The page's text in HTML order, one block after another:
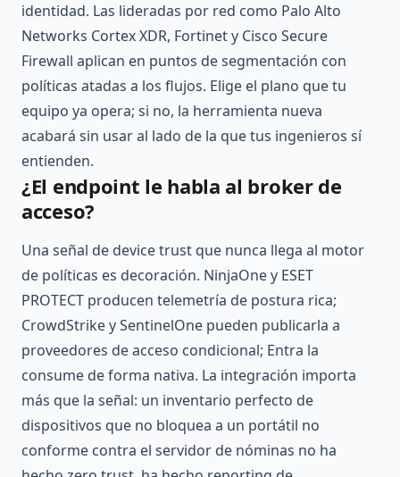
identidad. Las lideradas por red como Palo Alto
Networks Cortex XDR, Fortinet y Cisco Secure
Firewall aplican en puntos de segmentación con
políticas atadas a los flujos. Elige el plano que tu
equipo ya opera; si no, la herramienta nueva
acabará sin usar al lado de la que tus ingenieros sí
entienden.
¿El endpoint le habla al broker de
acceso?
Una señal de device trust que nunca llega al motor
de políticas es decoración. NinjaOne y ESET
PROTECT producen telemetría de postura rica;
CrowdStrike y SentinelOne pueden publicarla a
proveedores de acceso condicional; Entra la
consume de forma nativa. La integración importa
más que la señal: un inventario perfecto de
dispositivos que no bloquea a un portátil no
conforme contra el servidor de nóminas no ha